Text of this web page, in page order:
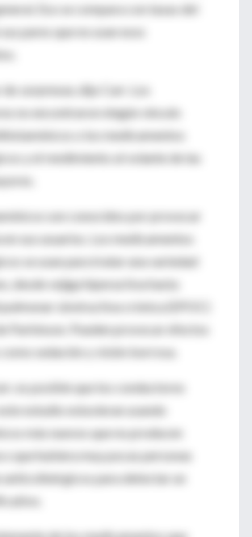
Eso se compara con tasas del
sus pares que no usan esos
de sorpresas , dijo Carr. Los
no encontraron ningún vínculo
o los medicamentos
y el rendimiento al volante de las
son conocidos por provocar
en sus usuarios. Los medicamentos
se usan para tratar una variedad
desde vejiga hiperactiva hasta
obstructiva crónica (EPOC)
Parkinson. Pueden provocar efectos
sedación y visión borrosa.
es posible que los conductores
estudio estuvieran usando
más nuevos que no producen
o que hubiera muy pocas personas
anticolinérgicos para detectar un